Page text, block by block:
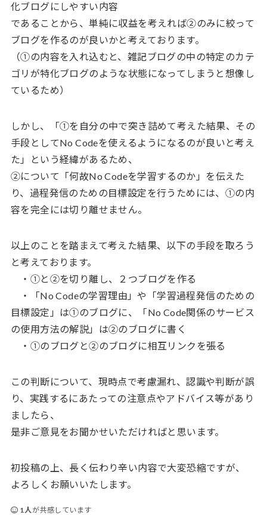
化ブログにしやすい内容
であることから、単純に収益を考えれば②のみに絞って
ブログを作るのが良いかと考えております。
（①の内容を入れ込むと、雑記ブログの中の特定のカテ
ゴリが特化ブログのような状態になってしまうと想像し
ているため）
しかし、「①を自分の中で突き詰めて考えた結果、その
手段としてNo Codeを使えるようになるのが良いと考え
た」という経緯があるため、
②について「何故No Codeを学習するのか」を伝えた
り、過程発信のための目標設定を行うためには、①の内
容を完全には切り離せません。
以上のことを踏まえて考えた結果、以下の手段を取ろう
と考えております。
・①と②を切り離し、２つブログを作る
・「No Codeの学習理由」や「学習過程発信のための
目標設定」は①のブログに、「No Code関係のサービス
の使用方法の解説」は②のブログに書く
・①のブログと②のブログに相互リンクを張る
この判断について、現時点で考慮漏れ、認識や判断が誤
り、実践するにあたっての注意点やアドバイス等があり
ましたら、
是非ご意見をお聞かせいただければと思います。
初投稿の上、長く伝わり辛い内容で大変恐縮ですが、
よろしくお願いいたします。
1人が共感しています